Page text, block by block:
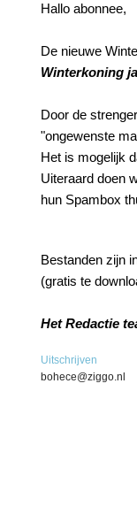
Hallo abonnee,
De nieuwe
Winterkoning
Door de
"ongewenste
Het is mogelijk
Uiteraard doen
hun Spambox
Bestanden zijn
(gratis te
Het Redactie
Uitschrijven
bohece@ziggo.nl